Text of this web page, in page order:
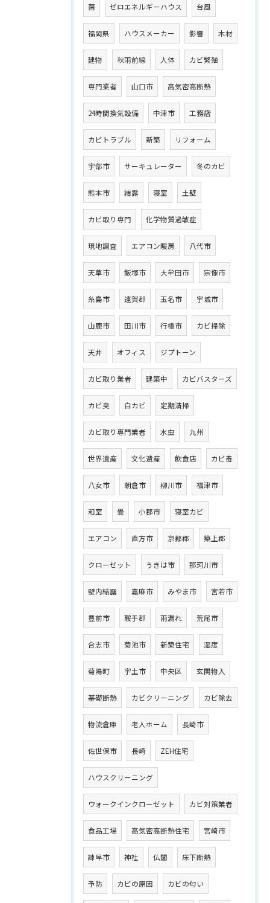
菌 ゼロエネルギーハウス 台風
福岡県 ハウスメーカー 影響 木材
建物 秋雨前線 人体 カビ繁殖
専門業者 山口市 高気密高断熱
24時間換気設備 中津市 工務店
カビトラブル 新築 リフォーム
宇部市 サーキュレーター 冬のカビ
熊本市 結露 寝室 土壁
カビ取り専門 化学物質過敏症
現地調査 エアコン暖房 八代市
天草市 飯塚市 大牟田市 宗像市
糸島市 遠賀郡 玉名市 宇城市
山鹿市 田川市 行橋市 カビ掃除
天井 オフィス ジプトーン
カビ取り業者 建築中 カビバスターズ
カビ臭 白カビ 定期清掃
カビ取り専門業者 水虫 九州
世界遺産 文化遺産 飲食店 カビ毒
八女市 朝倉市 柳川市 福津市
和室 畳 小郡市 寝室カビ
エアコン 直方市 京都郡 築上郡
クローゼット うきは市 那珂川市
壁内結露 嘉麻市 みやま市 宮若市
豊前市 鞍手郡 雨漏れ 荒尾市
合志市 菊池市 新築住宅 湿度
菊陽町 宇土市 中央区 玄関物入
基礎断熱 カビクリーニング カビ除去
物流倉庫 老人ホーム 長崎市
佐世保市 長崎 ZEH住宅
ハウスクリーニング
ウォークインクローゼット カビ対策業者
食品工場 高気密高断熱住宅 宮崎市
諫早市 神社 仏閣 床下断熱
予防 カビの原因 カビの匂い